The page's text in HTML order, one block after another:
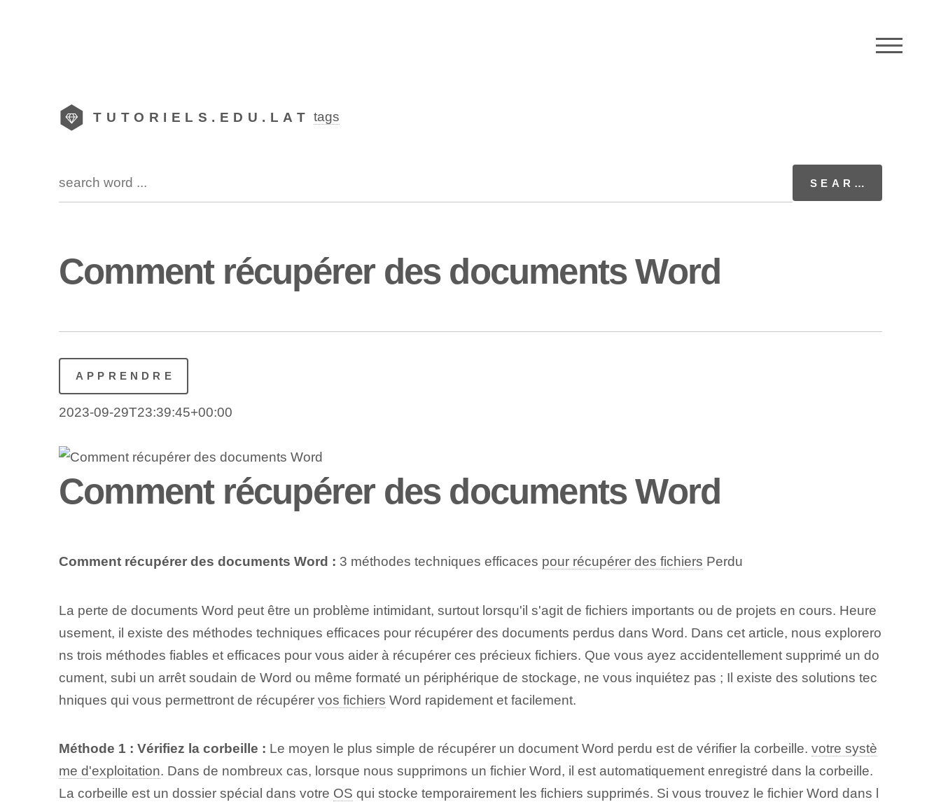
TUTORIELS.EDU.LAT tags
Comment récupérer des documents Word
APPRENDRE
2023-09-29T23:39:45+00:00
Comment récupérer des documents Word
Comment récupérer des documents Word : 3 méthodes techniques efficaces pour récupérer des fichiers Perdu
La perte de documents Word peut être un problème intimidant, surtout lorsqu'il s'agit de fichiers importants ou de projets en cours. Heure
usement, il existe des méthodes techniques efficaces pour récupérer des documents perdus dans Word. Dans cet article, nous explorero
ns trois méthodes fiables et efficaces pour vous aider à récupérer ces précieux fichiers. Que vous ayez accidentellement supprimé un do
cument, subi un arrêt soudain de Word ou même formaté un périphérique de stockage, ne vous inquiétez pas ; Il existe des solutions tec
hniques qui vous permettront de récupérer vos fichiers Word rapidement et facilement.
Méthode 1 : Vérifiez la corbeille : Le moyen le plus simple de récupérer un document Word perdu est de vérifier la corbeille. votre systè
me d'exploitation. Dans de nombreux cas, lorsque nous supprimons un fichier Word, il est automatiquement enregistré dans la corbeille.
La corbeille est un dossier spécial dans votre OS qui stocke temporairement les fichiers supprimés. Si vous trouvez le fichier Word dans l